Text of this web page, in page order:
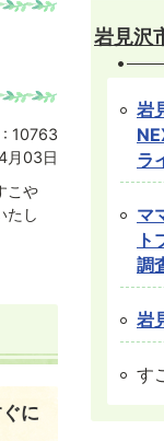
10763
月03日
こや
たし
に
岩見沢
岩
ラ
マ
ト
調
岩
す